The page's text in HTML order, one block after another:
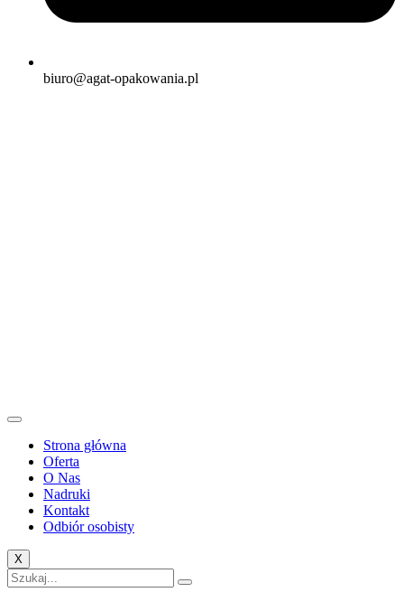
biuro@agat-opakowania.pl
Strona główna
Oferta
O Nas
Nadruki
Kontakt
Odbiór osobisty
X